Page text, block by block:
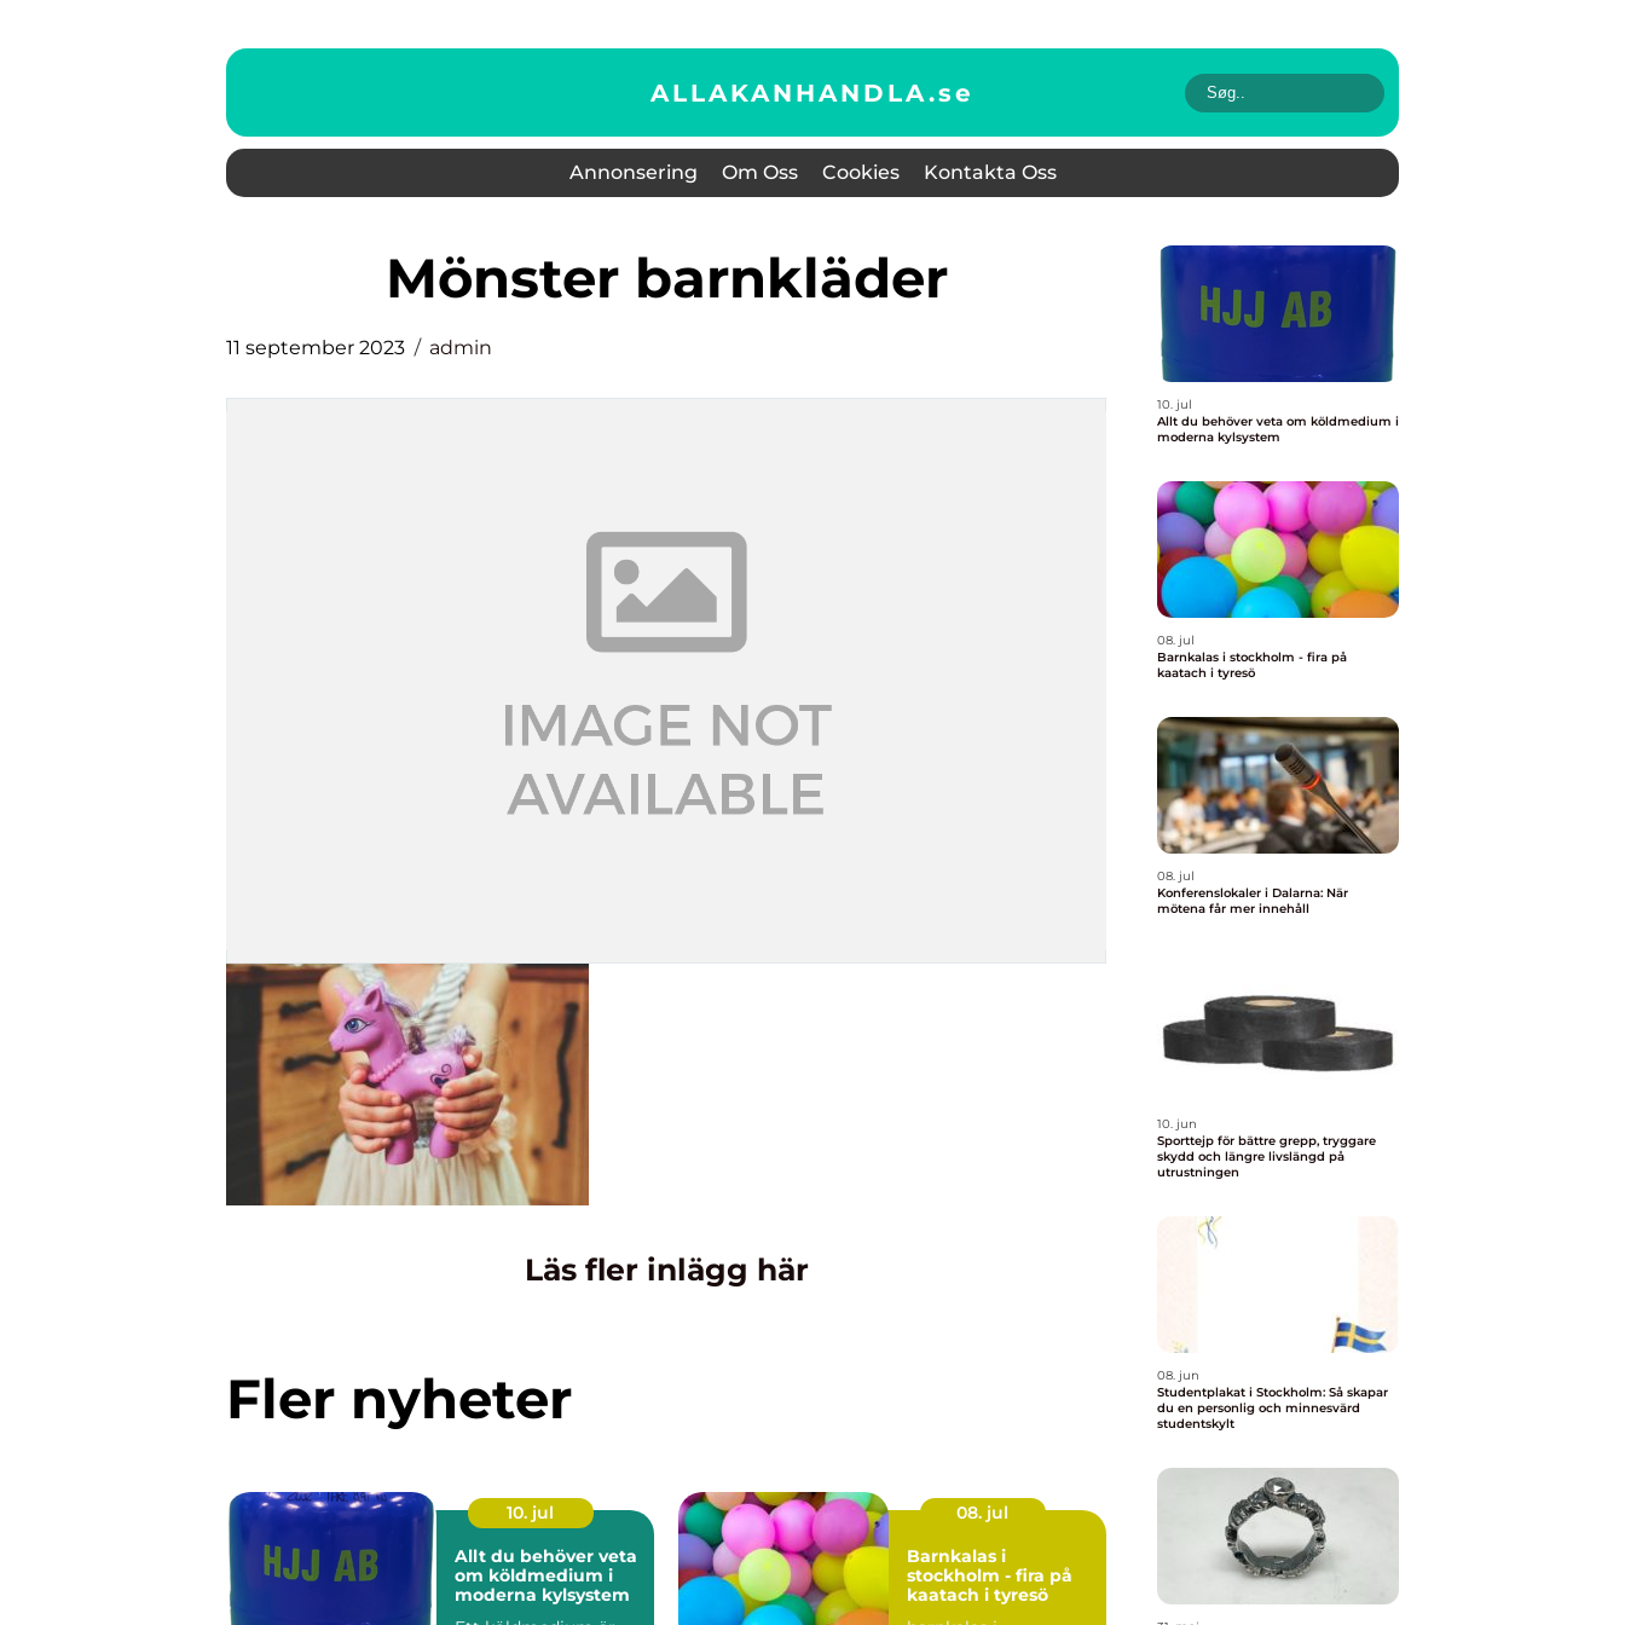
ALLAKANHANDLA.se
Annonsering Om Oss Cookies Kontakta Oss
mönster barnkläder
11 september 2023 admin
Läs fler inlägg här
Fler nyheter
10. jul
Allt du behöver veta
om köldmedium i
moderna kylsystem
08. jul
Barnkalas i
stockholm - fira på
kaatach i tyresö
10. jul
Allt du behöver veta om köldmedium i
moderna kylsystem
08. jul
Barnkalas i stockholm - fira på
kaatach i tyresö
08. jul
Konferenslokaler i Dalarna: När
mötena får mer innehåll
10. jun
Sporttejp för bättre grepp, tryggare
skydd och längre livslängd på
utrustningen
08. jun
Studentplakat i Stockholm: Så skapar
du en personlig och minnesvärd
studentskylt